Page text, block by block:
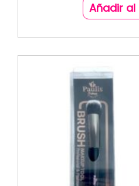
Añadir